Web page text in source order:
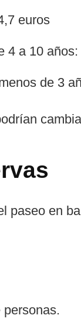
euros
4 a 10
de 3
paseo en
personas.